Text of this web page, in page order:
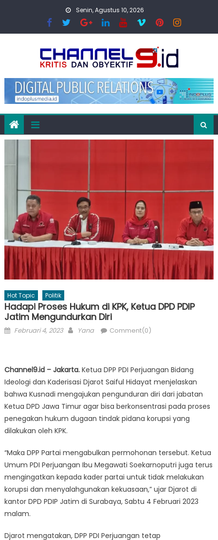
Senin, Agustus 10, 2026
Hot Topic Politik
Hadapi Proses Hukum di KPK, Ketua DPD PDIP
Jatim Mengundurkan Diri
Posted
Februari 4, 2023 Author
Yana Comment(0)
Channel9.id – Jakarta. Ketua DPP PDI Perjuangan Bidang
Ideologi dan Kaderisasi Djarot Saiful Hidayat menjelaskan
bahwa Kusnadi mengajukan pengunduran diri dari jabatan
Ketua DPD Jawa Timur agar bisa berkonsentrasi pada proses
penegakan hukum dugaan tindak pidana korupsi yang
dilakukan oleh KPK.
“Maka DPP Partai mengabulkan permohonan tersebut. Ketua
Umum PDI Perjuangan Ibu Megawati Soekarnoputri juga terus
mengingatkan kepada kader partai untuk tidak melakukan
korupsi dan menyalahgunakan kekuasaan,” ujar Djarot di
kantor DPD PDIP Jatim di Surabaya, Sabtu 4 Februari 2023
malam.
Djarot mengatakan, DPP PDI Perjuangan tetap